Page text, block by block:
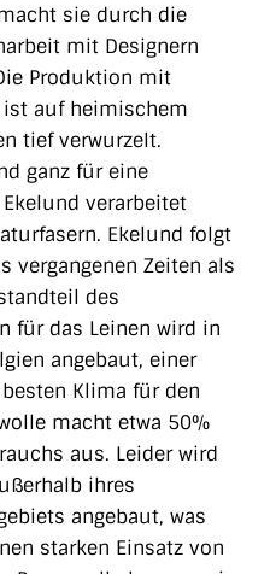
sie durch die
mit Designern
Produktion mit
ist auf heimischem
tief verwurzelt.
ganz für eine
verarbeitet
Ekelund folgt
vergangenen Zeiten als
des
für das Leinen wird in
angebaut, einer
Klima für den
macht etwa 50%
aus. Leider wird
ihres
angebaut, was
starken Einsatz von